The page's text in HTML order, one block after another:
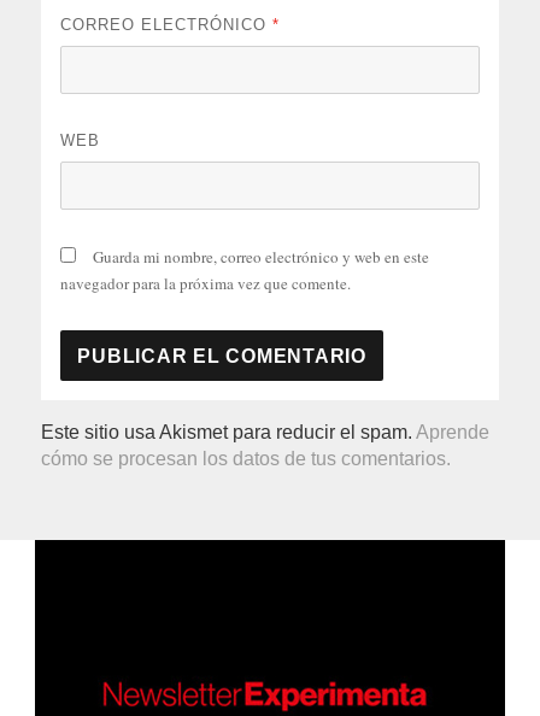
CORREO ELECTRÓNICO*
WEB
Guarda mi nombre, correo electrónico y web en este
navegador para la próxima vez que comente.
Este sitio usa Akismet para reducir el spam.Aprende
cómo se procesan los datos de tus comentarios.